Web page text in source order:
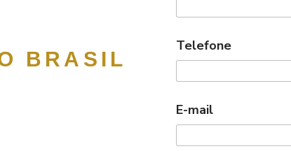
BRASIL
Telefone
E-mail